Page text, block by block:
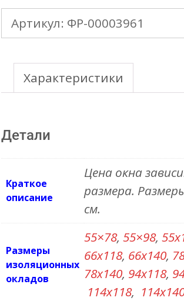
FAKRO
изоляционный
для
(CH)
профилированный
до
4,5см
кровельный
материал
Артикул: ФР-00003961
Характеристики
Детали
Краткое
описание
Цена окна
размера.
см.
Размеры
изоляционных
окладов
55×78, 55×98,
66х118, 66х140,
78х140, 94х118,
114х118,